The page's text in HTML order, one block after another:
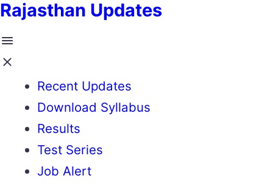
Rajasthan Updates
Recent Updates
Download Syllabus
Results
Test Series
Job Alert